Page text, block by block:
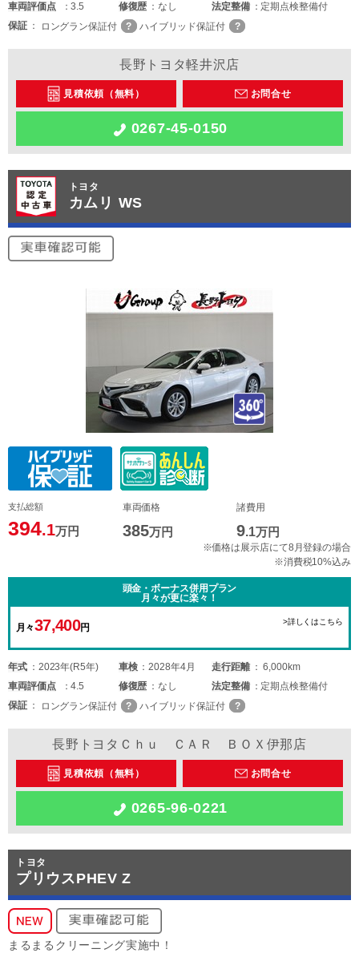
車両評価点 3.5 修復歴 なし 法定整備
定期点検整備付
保証
ロングラン保証付 ハイブリッド保証付
長野トヨタ軽井沢店
見積依頼（無料） お問合せ
0267-45-0150
トヨタ
カムリ WS
支払総額
394.1万円
車両価格
385万円
諸費用
9.1万円
※価格は展示店にて8月登録の場合
※消費税10%込み
頭金・ボーナス併用プラン
月々が更に楽々！
月々37,400円
>詳しくはこちら
年式 2023年(R5年) 車検 2028年4月 走行距離
6,000km
車両評価点 4.5 修復歴 なし 法定整備
定期点検整備付
保証
ロングラン保証付 ハイブリッド保証付
長野トヨタＣｈｕ ＣＡＲ ＢＯＸ伊那店
見積依頼（無料） お問合せ
0265-96-0221
トヨタ
プリウスPHEV Z
まるまるクリーニング実施中！